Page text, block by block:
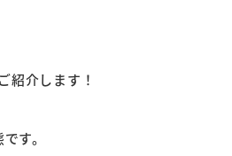
紹介します！
す。